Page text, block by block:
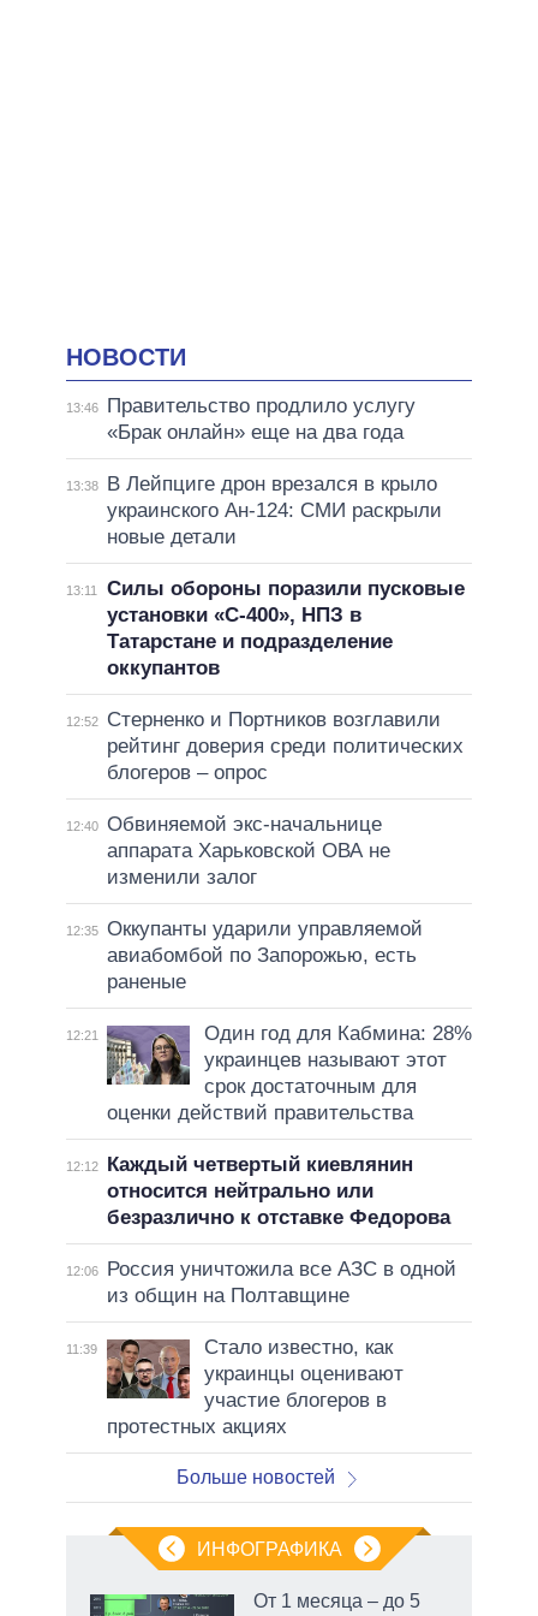
НОВОСТИ
13:46
Правительство продлило услугу
«Брак онлайн» еще на два года
13:38
В Лейпциге дрон врезался в крыло
украинского Ан-124: СМИ раскрыли
новые детали
13:11
Силы обороны поразили пусковые
установки «С-400», НПЗ в
Татарстане и подразделение
оккупантов
12:52
Стерненко и Портников возглавили
рейтинг доверия среди политических
блогеров – опрос
12:40 Обвиняемой экс-начальнице
аппарата Харьковской ОВА не
изменили залог
12:35 Оккупанты ударили управляемой
авиабомбой по Запорожью, есть
раненые
12:21
Один год для Кабмина: 28%
украинцев называют этот
срок достаточным для
оценки действий правительства
12:12
Каждый четвертый киевлянин
относится нейтрально или
безразлично к отставке Федорова
12:06
Россия уничтожила все АЗС в одной
из общин на Полтавщине
11:39
Стало известно, как
украинцы оценивают
участие блогеров в
протестных акциях
Больше новостей
ИНФОГРАФИКА
От 1 месяца – до 5